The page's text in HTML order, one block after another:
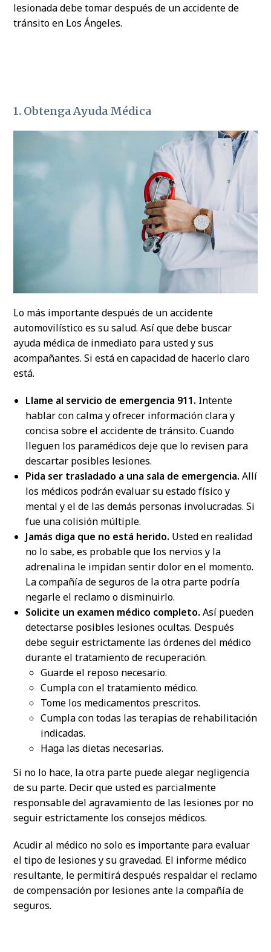
lesionada debe tomar después de un accidente de
tránsito en Los Ángeles.
1. Obtenga Ayuda Médica
Lo más importante después de un accidente
automovilístico es su salud. Así que debe buscar
ayuda médica de inmediato para usted y sus
acompañantes. Si está en capacidad de hacerlo claro
está.
Llame al servicio de emergencia 911. Intente
hablar con calma y ofrecer información clara y
concisa sobre el accidente de tránsito. Cuando
lleguen los paramédicos deje que lo revisen para
descartar posibles lesiones.
Pida ser trasladado a una sala de emergencia.Allí
los médicos podrán evaluar su estado físico y
mental y el de las demás personas involucradas. Si
fue una colisión múltiple.
Jamás diga que no está herido. Usted en realidad
no lo sabe, es probable que los nervios y la
adrenalina le impidan sentir dolor en el momento.
La compañía de seguros de la otra parte podría
negarle el reclamo o disminuirlo.
Solicite un examen médico completo.Así pueden
detectarse posibles lesiones ocultas. Después
debe seguir estrictamente las órdenes del médico
durante el tratamiento de recuperación.
Guarde el reposo necesario.
Cumpla con el tratamiento médico.
Tome los medicamentos prescritos.
Cumpla con todas las terapias de rehabilitación
indicadas.
Haga las dietas necesarias.
Si no lo hace, la otra parte puede alegar negligencia
de su parte. Decir que usted es parcialmente
responsable del agravamiento de las lesiones por no
seguir estrictamente los consejos médicos.
Acudir al médico no solo es importante para evaluar
el tipo de lesiones y su gravedad. El informe médico
resultante, le permitirá después respaldar el reclamo
de compensación por lesiones ante la compañía de
seguros.